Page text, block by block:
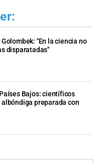
Golombek: "En la ciencia no
disparatadas"
Países Bajos: científicos
preparada con